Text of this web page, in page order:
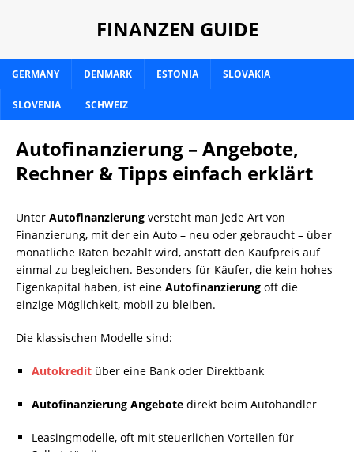
FINANZEN GUIDE
GERMANY DENMARK ESTONIA SLOVAKIA
SLOVENIA SCHWEIZ
Autofinanzierung – Angebote,
Rechner & Tipps einfach erklärt
Unter Autofinanzierung versteht man jede Art von
Finanzierung, mit der ein Auto – neu oder gebraucht – über
monatliche Raten bezahlt wird, anstatt den Kaufpreis auf
einmal zu begleichen. Besonders für Käufer, die kein hohes
Eigenkapital haben, ist eine Autofinanzierung oft die
einzige Möglichkeit, mobil zu bleiben.
Die klassischen Modelle sind:
Autokredit über eine Bank oder Direktbank
Autofinanzierung Angebote direkt beim Autohändler
Leasingmodelle, oft mit steuerlichen Vorteilen für